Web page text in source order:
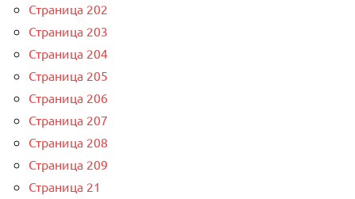
Страница 202
Страница 203
Страница 204
Страница 205
Страница 206
Страница 207
Страница 208
Страница 209
Страница 21